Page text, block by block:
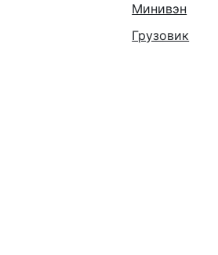
Минивэн
Грузовик